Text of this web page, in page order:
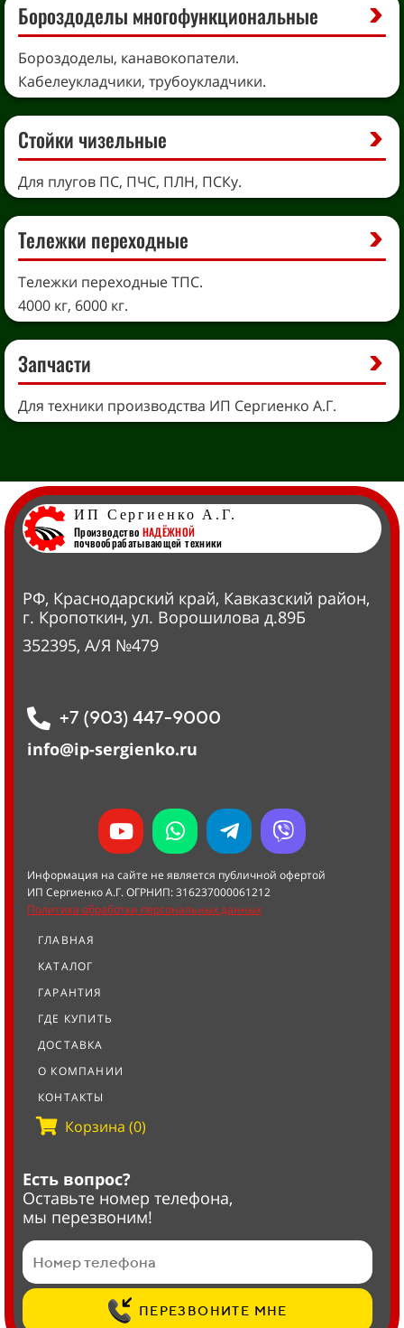
Бороздоделы многофункциональные
Бороздоделы, канавокопатели.
Кабелеукладчики, трубоукладчики.
Стойки чизельные
Для плугов ПС, ПЧС, ПЛН, ПСКу.
Тележки переходные
Тележки переходные ТПС.
4000 кг, 6000 кг.
Запчасти
Для техники производства ИП Сергиенко А.Г.
ИП Сергиенко А.Г.
Производство НАДЁЖНОЙ
почвообрабатывающей техники
РФ, Краснодарский край, Кавказский район,
г. Кропоткин, ул. Ворошилова д.89Б
352395, А/Я №479
+7 (903) 447-9000
info@ip-sergienko.ru
Информация на сайте не является публичной офертой
ИП Сергиенко А.Г. ОГРНИП: 316237000061212
Политика обработки персональных данных
ГЛАВНАЯ
КАТАЛОГ
ГАРАНТИЯ
ГДЕ КУПИТЬ
ДОСТАВКА
О КОМПАНИИ
КОНТАКТЫ
Корзина (0)
Есть вопрос?
Оставьте номер телефона,
мы перезвоним!
ПЕРЕЗВОНИТЕ МНЕ